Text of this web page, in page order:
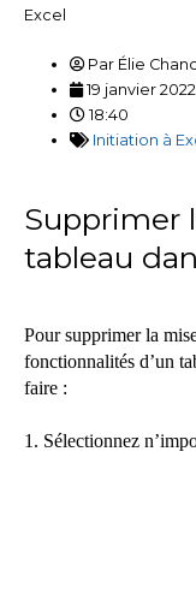
Excel
Par Élie
19 janvier 2022
18:40
Initiation à
Supprimer
tableau
Pour supprimer la
fonctionnalités d’un
faire :
1. Sélectionnez